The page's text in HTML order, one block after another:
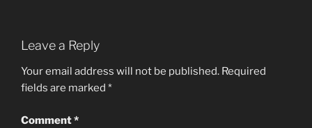
Leave a Reply
Your email address will not be published. Required
fields are marked *
Comment*